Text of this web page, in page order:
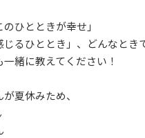
ひとときが幸せ」
じるひととき」、どんなとき
緒に教えてください！
夏休みため、